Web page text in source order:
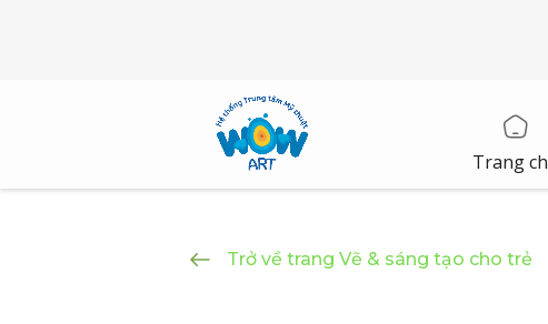
Trang
Trở về trang Vẽ & sáng tạo cho trẻ